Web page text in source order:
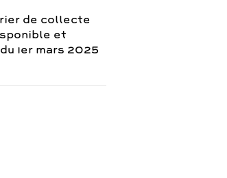
de collecte
et
1er mars 2025